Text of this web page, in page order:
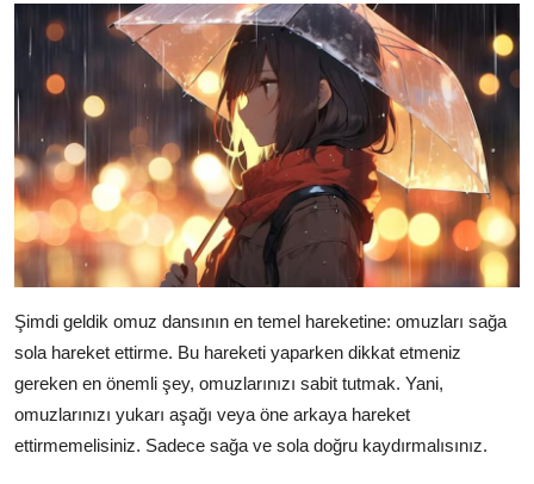
Şimdi geldik omuz dansının en temel hareketine: omuzları sağa
sola hareket ettirme. Bu hareketi yaparken dikkat etmeniz
gereken en önemli şey, omuzlarınızı sabit tutmak. Yani,
omuzlarınızı yukarı aşağı veya öne arkaya hareket
ettirmemelisiniz. Sadece sağa ve sola doğru kaydırmalısınız.